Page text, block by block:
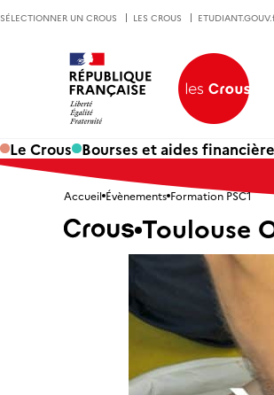
SÉLECTIONNER UN CROUS LES CROUS
Le Crous Bourses et aides
Accueil Évènements Formation PSC1
Toulouse